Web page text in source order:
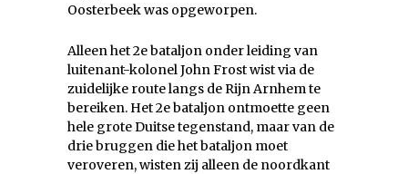
Oosterbeek was opgeworpen.
Alleen het 2e bataljon onder leiding van
luitenant-kolonel John Frost wist via de
zuidelijke route langs de Rijn Arnhem te
bereiken. Het 2e bataljon ontmoette geen
hele grote Duitse tegenstand, maar van de
drie bruggen die het bataljon moet
veroveren, wisten zij alleen de noordkant